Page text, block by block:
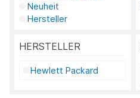
Neuheit
Hersteller
HERSTELLER
Hewlett Packard